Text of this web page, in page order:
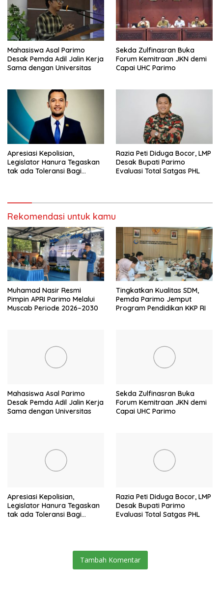
Mahasiswa Asal Parimo
Desak Pemda Adil Jalin Kerja
Sama dengan Universitas
Sekda Zulfinasran Buka
Forum Kemitraan JKN demi
Capai UHC Parimo
Apresiasi Kepolisian,
Legislator Hanura Tegaskan
tak ada Toleransi Bagi
Razia Peti Diduga Bocor, LMP
Desak Bupati Parimo
Evaluasi Total Satgas PHL
Rekomendasi untuk kamu
Muhamad Nasir Resmi
Pimpin APRI Parimo Melalui
Muscab Periode 2026–2030
Tingkatkan Kualitas SDM,
Pemda Parimo Jemput
Program Pendidikan KKP RI
Mahasiswa Asal Parimo
Desak Pemda Adil Jalin Kerja
Sama dengan Universitas
Sekda Zulfinasran Buka
Forum Kemitraan JKN demi
Capai UHC Parimo
Apresiasi Kepolisian,
Legislator Hanura Tegaskan
tak ada Toleransi Bagi
Razia Peti Diduga Bocor, LMP
Desak Bupati Parimo
Evaluasi Total Satgas PHL
Tambah Komentar